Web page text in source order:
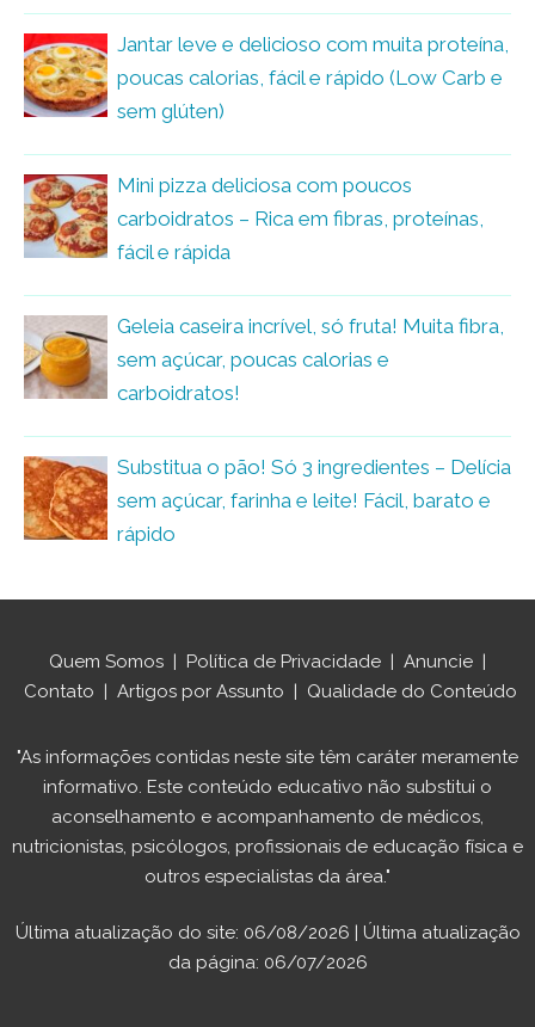
Jantar leve e delicioso com muita proteína,
poucas calorias, fácil e rápido (Low Carb e
sem glúten)
Mini pizza deliciosa com poucos
carboidratos – Rica em fibras, proteínas,
fácil e rápida
Geleia caseira incrível, só fruta! Muita fibra,
sem açúcar, poucas calorias e
carboidratos!
Substitua o pão! Só 3 ingredientes – Delícia
sem açúcar, farinha e leite! Fácil, barato e
rápido
Quem Somos | Política de Privacidade | Anuncie |
Contato | Artigos por Assunto | Qualidade do Conteúdo
"As informações contidas neste site têm caráter meramente
informativo. Este conteúdo educativo não substitui o
aconselhamento e acompanhamento de médicos,
nutricionistas, psicólogos, profissionais de educação física e
outros especialistas da área."
Última atualização do site: 06/08/2026 | Última atualização
da página: 06/07/2026